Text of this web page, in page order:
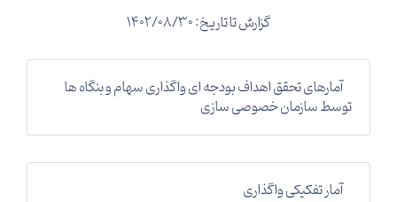
گزارش تا تاریخ: 1402/08/30
آمارهای تحقق اهداف بودجه ای واگذاری سهام و بنگاه ها
توسط سازمان خصوصی سازی
آمار تفکیکی واگذاری